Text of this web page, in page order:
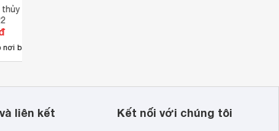
tinh Sanaky
bán
liên kết Kết nối với chúng tôi